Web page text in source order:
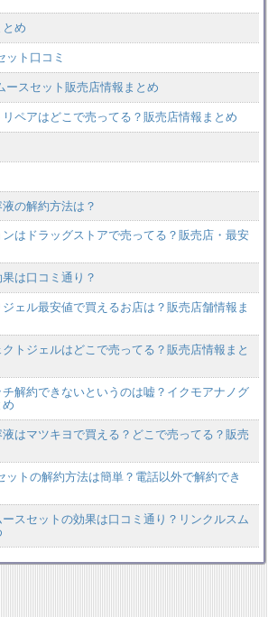
め
ット口コミ
ースセット販売店情報まとめ
ペアはどこで売ってる？販売店情報まとめ
の解約方法は？
はドラッグストアで売ってる？販売店・最安
は口コミ通り？
ェル最安値で買えるお店は？販売店舗情報ま
トジェルはどこで売ってる？販売店情報まと
解約できないというのは嘘？イクモアナノグ
はマツキヨで買える？どこで売ってる？販売
ットの解約方法は簡単？電話以外で解約でき
スセットの効果は口コミ通り？リンクルスム